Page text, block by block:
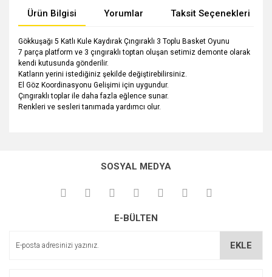
Ürün Bilgisi Yorumlar Taksit Seçenekleri
Gökkuşağı 5 Katlı Kule Kaydırak Çıngıraklı 3 Toplu Basket Oyunu
7 parça platform ve 3 çıngıraklı toptan oluşan setimiz demonte olarak
kendi kutusunda gönderilir.
Katların yerini istediğiniz şekilde değiştirebilirsiniz.
El Göz Koordinasyonu Gelişimi için uygundur.
Çıngıraklı toplar ile daha fazla eğlence sunar.
Renkleri ve sesleri tanımada yardımcı olur.
kullanarak tarafımıza iletebilirsiniz.
Görüş ve önerileriniz için teşekkür ederiz.
Ürün açıklamasında eksik bilgiler bulunuyor.
SOSYAL MEDYA
E-BÜLTEN
EKLE